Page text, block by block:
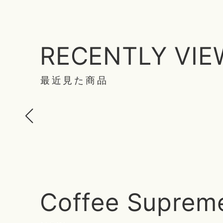
RECENTLY
最近見た商品
Coffee